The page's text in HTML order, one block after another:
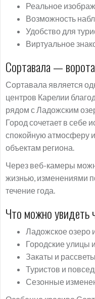
Реальное
Возможность
Удобство для
Виртуальное
Сортавала —
Сортавала является
центров Карелии
рядом с Ладожским
Город сочетает в себе
спокойную атмосферу
объектам региона.
Через веб-камеры
жизнью, изменениями
течение года.
Что можно увидеть
Ладожское озеро
Городские улицы
Закаты и
Туристов и
Сезонные